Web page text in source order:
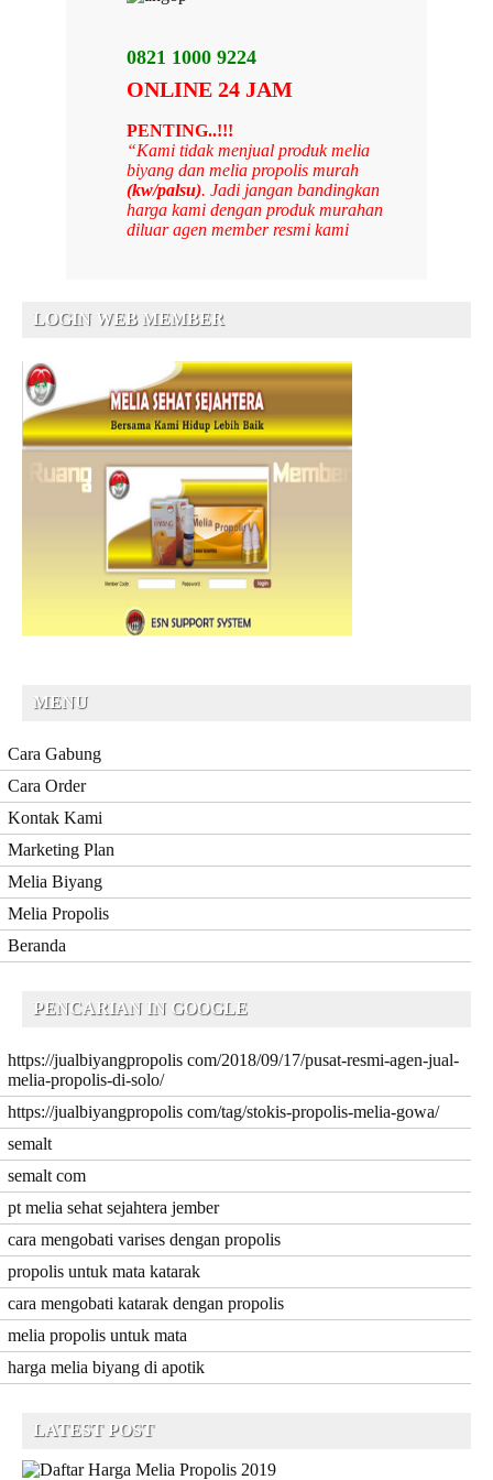
0821 1000 9224
ONLINE 24 JAM
PENTING..!!!
“Kami tidak menjual produk melia
biyang dan melia propolis murah
(kw/palsu). Jadi jangan bandingkan
harga kami dengan produk murahan
diluar agen member resmi kami
LOGIN WEB MEMBER
MENU
Cara Gabung
Cara Order
Kontak Kami
Marketing Plan
Melia Biyang
Melia Propolis
Beranda
PENCARIAN IN GOOGLE
https://jualbiyangpropolis com/2018/09/17/pusat-resmi-agen-jual-
melia-propolis-di-solo/
https://jualbiyangpropolis com/tag/stokis-propolis-melia-gowa/
semalt
semalt com
pt melia sehat sejahtera jember
cara mengobati varises dengan propolis
propolis untuk mata katarak
cara mengobati katarak dengan propolis
melia propolis untuk mata
harga melia biyang di apotik
LATEST POST